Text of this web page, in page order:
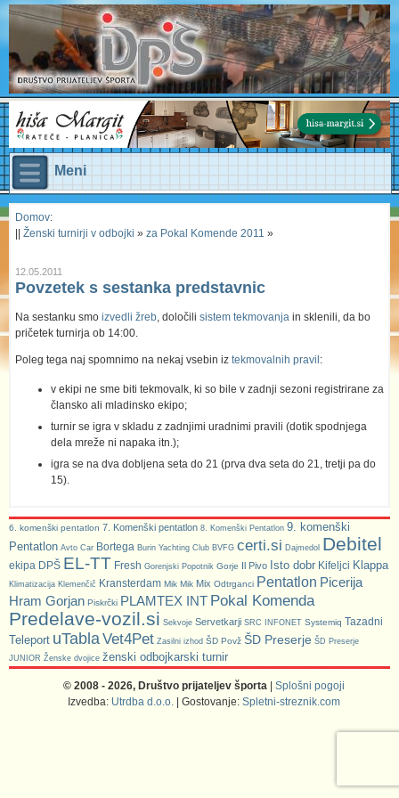
Meni
Domov:
Ženski turnirji v odbojki » za Pokal Komende 2011 »
12.05.2011
Povzetek s sestanka predstavnic
Na sestanku smo izvedli žreb , določili sistem tekmovanja in sklenili, da bo
pričetek turnirja ob 14:00.
Poleg tega naj spomnimo na nekaj vsebin iz tekmovalnih pravil:
v ekipi ne sme biti tekmovalk, ki so bile v zadnji sezoni registrirane za
člansko ali mladinsko ekipo;
turnir se igra v skladu z zadnjimi uradnimi pravili (dotik spodnjega
dela mreže ni napaka itn.);
igra se na dva dobljena seta do 21 (prva dva seta do 21, tretji pa do
15).
6. komenški pentatlon 7. Komenški pentatlon 8. Komenški Pentatlon 9. komenški
Pentatlon Avto Car Bortega Burin Yachting Club BVFG certi.si Dajmedol Debitel
ekipa DPŠ EL-TT Fresh Gorenjski Popotnik Gorje Il Pivo Isto dobr Kifeljci Klappa
Klimatizacija Klemenčič Kransterdam Mik Mik Mix Odtrganci Pentatlon Picerija
Hram Gorjan Piskrčki PLAMTEX INT Pokal Komenda
Predelave-vozil.si Sekvoje Servetkarji SRC INFONET Systemiq Tazadni
Teleport uTabla Vet4Pet Zasilni izhod ŠD Povž ŠD Preserje ŠD Preserje
JUNIOR Ženske dvojice ženski odbojkarski turnir
© 2008 - 2026, Društvo prijateljev športa | Splošni pogoji
Izvedba: Utrdba d.o.o. | Gostovanje: Spletni-streznik.com